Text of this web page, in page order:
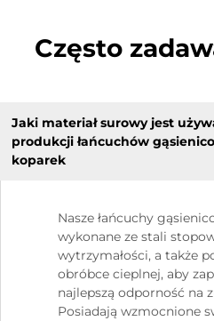
Często
Jaki materiał surowy jest
produkcji łańcuchów
koparek
Nasze łańcuchy
wykonane ze stali
wytrzymałości, a także
obróbce cieplnej, aby
najlepszą odporność na
Posiadają wzmocnione